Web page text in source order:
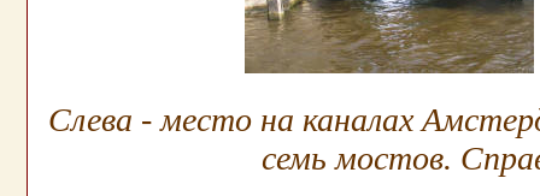
Слева - место на каналах
семь мостов.